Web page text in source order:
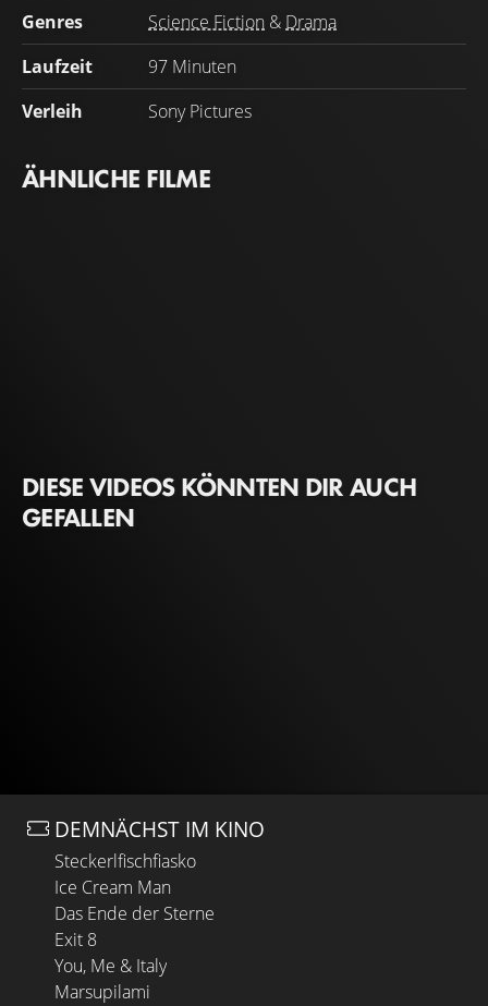
Genres Science Fiction & Drama
Laufzeit
97 Minuten
Verleih
Sony Pictures
ÄHNLICHE FILME
DIESE VIDEOS KÖNNTEN DIR AUCH
GEFALLEN
DEMNÄCHST IM KINO
Steckerlfischfiasko
Ice Cream Man
Das Ende der Sterne
Exit 8
You, Me & Italy
Marsupilami